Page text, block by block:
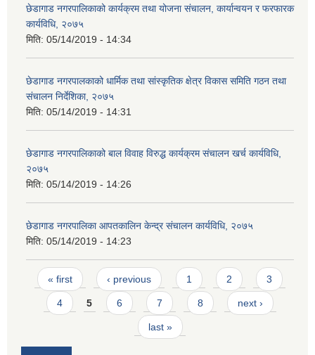
छेडागाड नगरपालिकाको कार्यक्रम तथा योजना संचालन, कार्यान्वयन र फरफारक
कार्यविधि, २०७५
मिति: 05/14/2019 - 14:34
छेडागाड नगरपालकाको धार्मिक तथा सांस्कृतिक क्षेत्र विकास समिति गठन तथा
संचालन निर्देशिका, २०७५
मिति: 05/14/2019 - 14:31
छेडागाड नगरपालिकाको बाल विवाह विरुद्ध कार्यक्रम संचालन खर्च कार्यविधि,
२०७५
मिति: 05/14/2019 - 14:26
छेडागाड नगरपालिका आपतकालिन केन्द्र संचालन कार्यविधि, २०७५
मिति: 05/14/2019 - 14:23
Pages
« first ‹ previous 1 2 3
4 5 6 7 8 next ›
last »